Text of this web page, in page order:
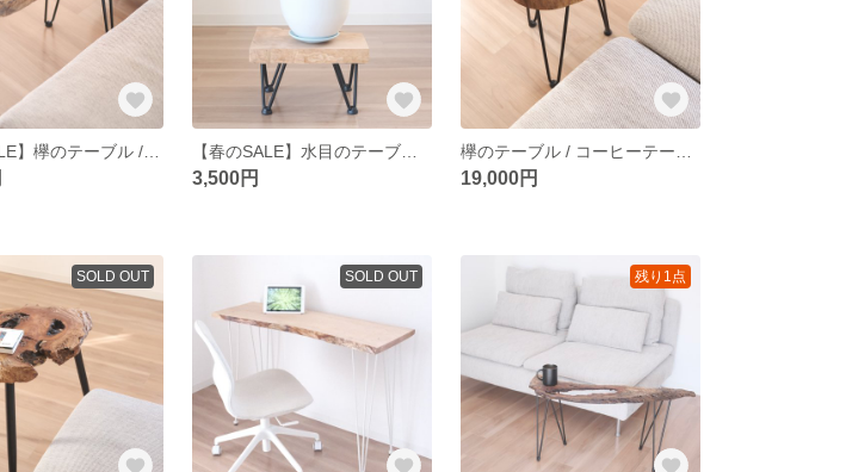
【春のSALE】欅のテーブル / コーヒーテーブル / サイドテーブル / table / 一枚板 / 無垢材
3,500円 19,000円
SOLD OUT SOLD OUT 残り1点